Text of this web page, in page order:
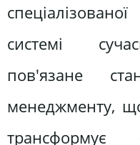
системі
пов'язане
менеджменту,
трансформує